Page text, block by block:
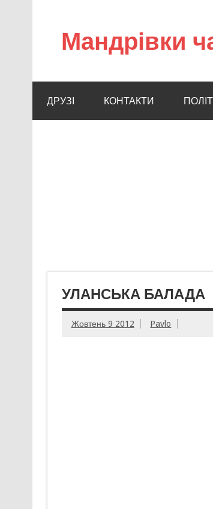
Мандрівки
ДРУЗІ КОНТАКТИ
УЛАНСЬКА БАЛАДА
Жовтень 9 2012 Pavlo